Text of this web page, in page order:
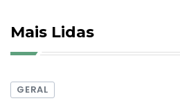
Mais Lidas
GERAL